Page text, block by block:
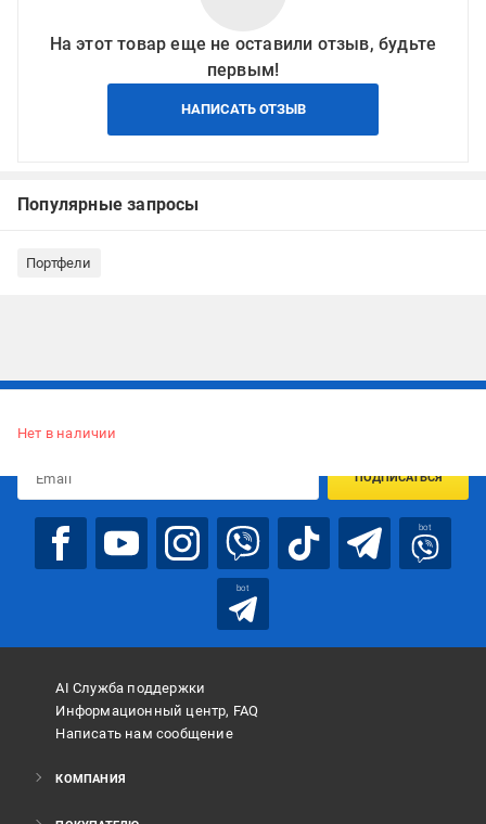
На этот товар еще не оставили отзыв, будьте
первым!
НАПИСАТЬ ОТЗЫВ
Популярные запросы
Портфели
Нет в наличии
ПОДПИСАТЬСЯ
bot
bot
AI Служба поддержки
Информационный центр, FAQ
Написать нам сообщение
КОМПАНИЯ